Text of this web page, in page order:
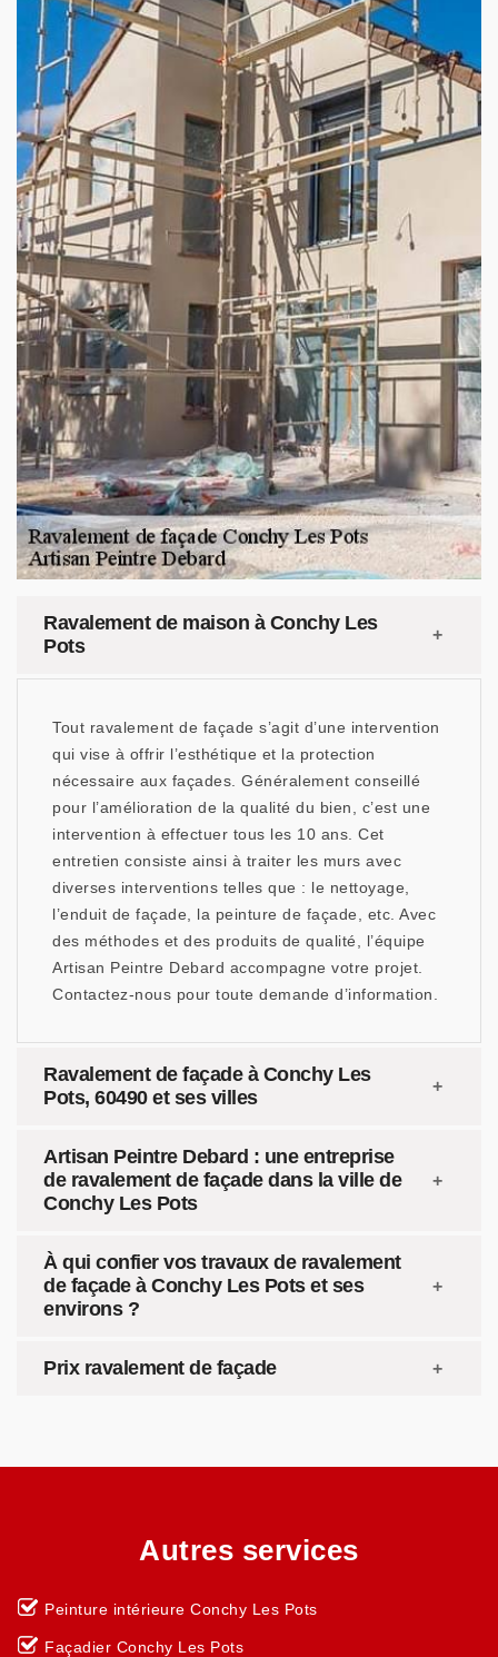
Ravalement de maison à Conchy Les
Pots
Tout ravalement de façade s’agit d’une intervention
qui vise à offrir l’esthétique et la protection
nécessaire aux façades. Généralement conseillé
pour l’amélioration de la qualité du bien, c’est une
intervention à effectuer tous les 10 ans. Cet
entretien consiste ainsi à traiter les murs avec
diverses interventions telles que : le nettoyage,
l’enduit de façade, la peinture de façade, etc. Avec
des méthodes et des produits de qualité, l’équipe
Artisan Peintre Debard accompagne votre projet.
Contactez-nous pour toute demande d’information.
Ravalement de façade à Conchy Les
Pots, 60490 et ses villes
Artisan Peintre Debard : une entreprise
de ravalement de façade dans la ville de
Conchy Les Pots
À qui confier vos travaux de ravalement
de façade à Conchy Les Pots et ses
environs ?
Prix ravalement de façade
Autres services
Peinture intérieure Conchy Les Pots
Façadier Conchy Les Pots